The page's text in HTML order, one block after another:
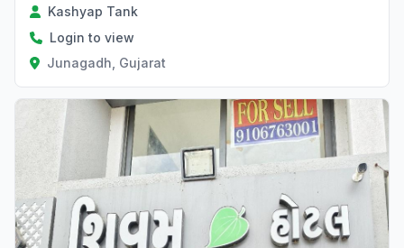
Kashyap Tank
Login to view
Junagadh, Gujarat